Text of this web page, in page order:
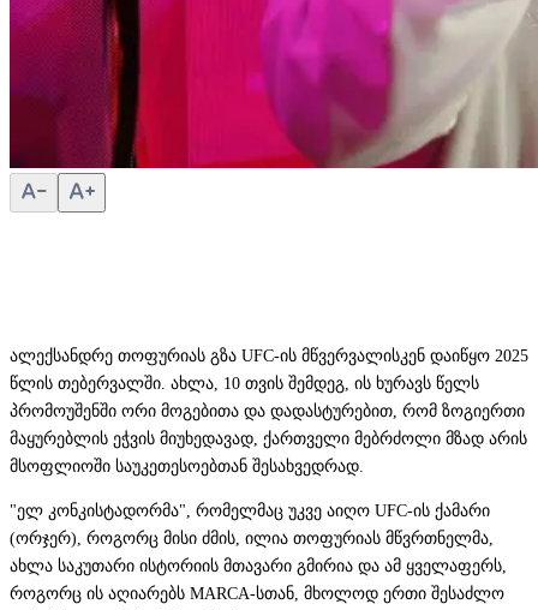
ალექსანდრე თოფურიას გზა UFC-ის მწვერვალისკენ დაიწყო 2025
წლის თებერვალში. ახლა, 10 თვის შემდეგ, ის ხურავს წელს
პრომოუშენში ორი მოგებითა და დადასტურებით, რომ ზოგიერთი
მაყურებლის ეჭვის მიუხედავად, ქართველი მებრძოლი მზად არის
მსოფლიოში საუკეთესოებთან შესახვედრად.
"ელ კონკისტადორმა", რომელმაც უკვე აიღო UFC-ის ქამარი
(ორჯერ), როგორც მისი ძმის, ილია თოფურიას მწვრთნელმა,
ახლა საკუთარი ისტორიის მთავარი გმირია და ამ ყველაფერს,
როგორც ის აღიარებს MARCA-სთან, მხოლოდ ერთი შესაძლო